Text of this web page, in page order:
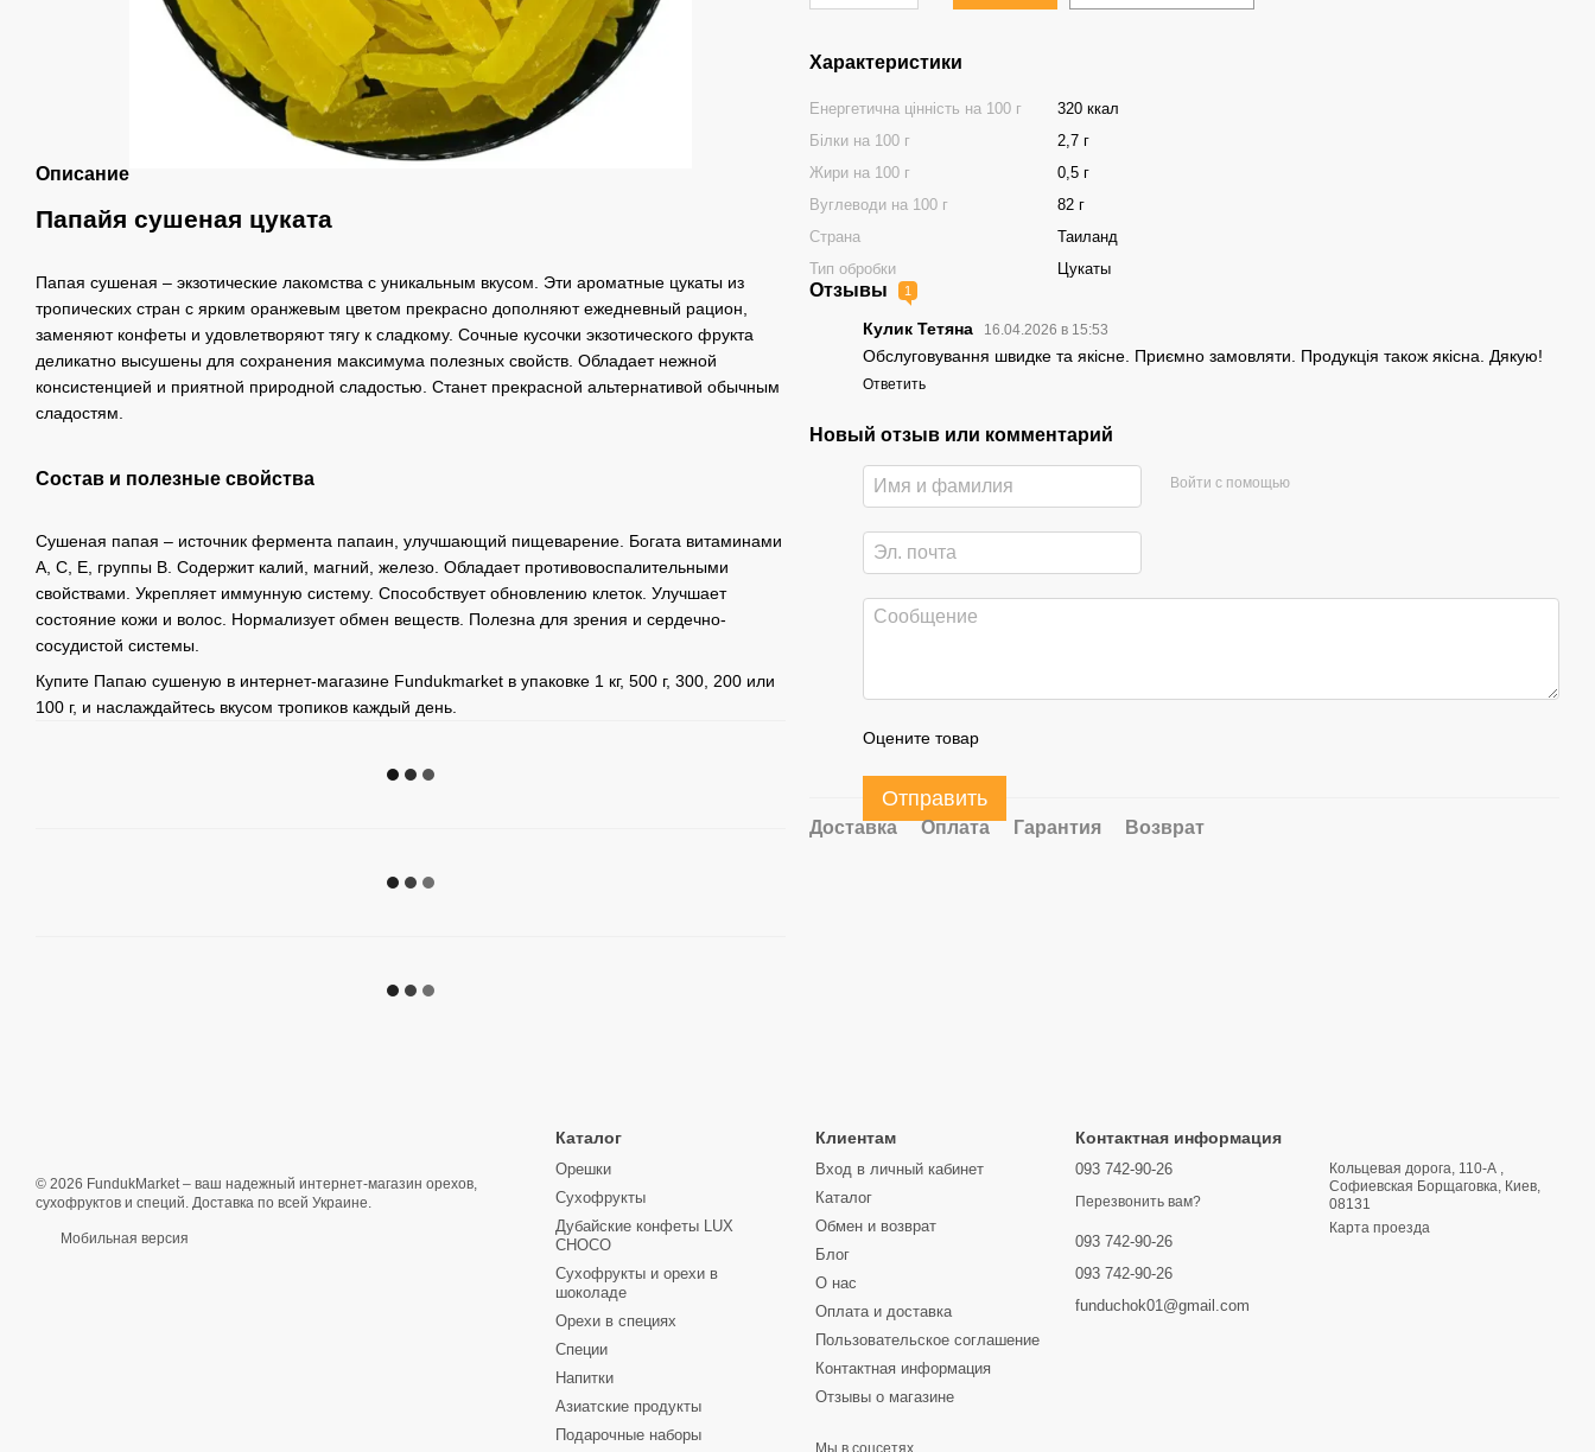
Описание
Папайя сушеная цуката
Папая сушеная – экзотические лакомства с уникальным вкусом. Эти ароматные цукаты из
тропических стран с ярким оранжевым цветом прекрасно дополняют ежедневный рацион,
заменяют конфеты и удовлетворяют тягу к сладкому. Сочные кусочки экзотического фрукта
деликатно высушены для сохранения максимума полезных свойств. Обладает нежной
консистенцией и приятной природной сладостью. Станет прекрасной альтернативой обычным
сладостям.
Состав и полезные свойства
Сушеная папая – источник фермента папаин, улучшающий пищеварение. Богата витаминами
А, С, Е, группы В. Содержит калий, магний, железо. Обладает противовоспалительными
свойствами. Укрепляет иммунную систему. Способствует обновлению клеток. Улучшает
состояние кожи и волос. Нормализует обмен веществ. Полезна для зрения и сердечно-
сосудистой системы.
Купите Папаю сушеную в интернет-магазине Fundukmarket в упаковке 1 кг, 500 г, 300, 200 или
100 г, и наслаждайтесь вкусом тропиков каждый день.
Характеристики
Енергетична цінність на 100 г
320 ккал
Білки на 100 г
2,7 г
Жири на 100 г
0,5 г
Вуглеводи на 100 г
82 г
Страна
Таиланд
Тип обробки
Цукаты
Отзывы 1
Кулик Тетяна 16.04.2026 в 15:53
Обслуговування швидке та якісне. Приємно замовляти. Продукція також якісна. Дякую!
Ответить
Новый отзыв или комментарий
Войти с помощью
Оцените товар
Отправить
Доставка Оплата Гарантия Возврат
© 2026 FundukMarket – ваш надежный интернет-магазин орехов,
сухофруктов и специй. Доставка по всей Украине.
Мобильная версия
Каталог
Орешки
Сухофрукты
Дубайские конфеты LUX
CHOCO
Сухофрукты и орехи в
шоколаде
Орехи в специях
Специи
Напитки
Азиатские продукты
Подарочные наборы
Клиентам
Вход в личный кабинет
Каталог
Обмен и возврат
Блог
О нас
Оплата и доставка
Пользовательское соглашение
Контактная информация
Отзывы о магазине
Контактная информация
093 742-90-26
Перезвонить вам?
093 742-90-26
093 742-90-26
funduchok01@gmail.com
Кольцевая дорога, 110-А ,
Софиевская Борщаговка, Киев,
08131
Карта проезда